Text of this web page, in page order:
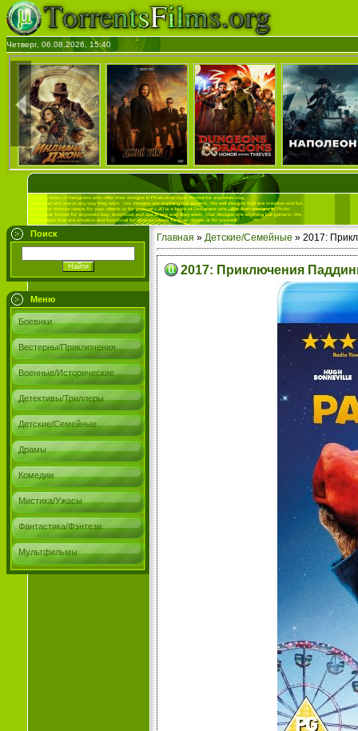
Четверг, 06.08.2026, 15:40
Поиск
Меню
Боевики
Вестерны/Приключения
Военные/Исторические
Детективы/Триллеры
Детские/Семейные
Драмы
Комедии
Мистика/Ужасы
Фантастика/Фэнтези
Мультфильмы
Главная » Детские/Семейные » 2017:
2017: Приключения